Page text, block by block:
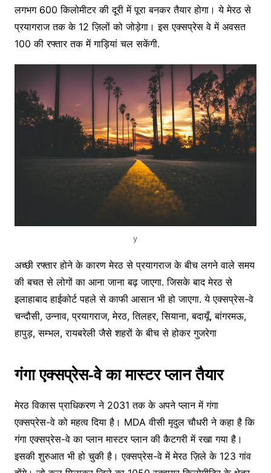
लगभग 600 किलोमीटर की दूरी में पूरा बनकर तैयार होगा। ये मेरठ से
प्रयागराज तक के 12 ज़िलों को जोड़ेगा। इस एक्सप्रेस वे में अवसत
100 की रफ्तार तक में गाड़ियां चल सकेंगी.
y
अच्छी रफ्तार होने के कारण मेरठ से प्रयागराज के बीच लगने वाले समय
की बचत से लोगों का आना जाना बढ़ जाएगा. जिसके बाद मेरठ से
इलाहाबाद हाईकोर्ट पहले से काफी आसान भी हो जाएगा. ये एक्सप्रेस-वे
चन्दौसी, उन्नाव, प्रयागराज, मेरठ, तिलहर, सियाना, बदायूँ, बांगरमऊ,
हापुड़, सम्भल, रायबरेली जैसे शहरों के बीच से होकर गुजरेगा
गंगा एक्सप्रेस-वे का मास्टर प्लान तैयार
मेरठ विकास प्राधिकरण ने 2031 तक के अपने प्लान में गंगा
एक्सप्रेस-वे को महत्व दिया है। MDA वीसी मृदुल चौधरी ने कहा है कि
गंगा एक्सप्रेस-वे का प्लान मास्टर प्लान की कैटगरी में रखा गया है।
इसकी शुरुआत भी हो चुकी है। एक्सप्रेस-वे में मेरठ ज़िले के 123 गांव